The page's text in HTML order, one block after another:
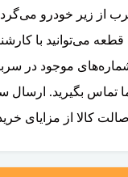
از زیر خودرو
می‌توانید با
شماره‌های موجود در
تماس بگیرید. ارسال
کالا از مزایای